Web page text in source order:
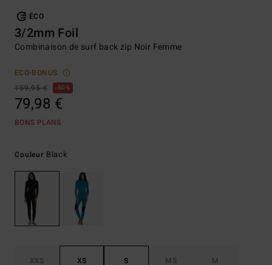
ÉCO
3/2mm Foil
Combinaison de surf back zip Noir Femme
ECO-BONUS
159,95 €
50%
79,98 €
BONS PLANS
Couleur Black
XXS XS S MS M